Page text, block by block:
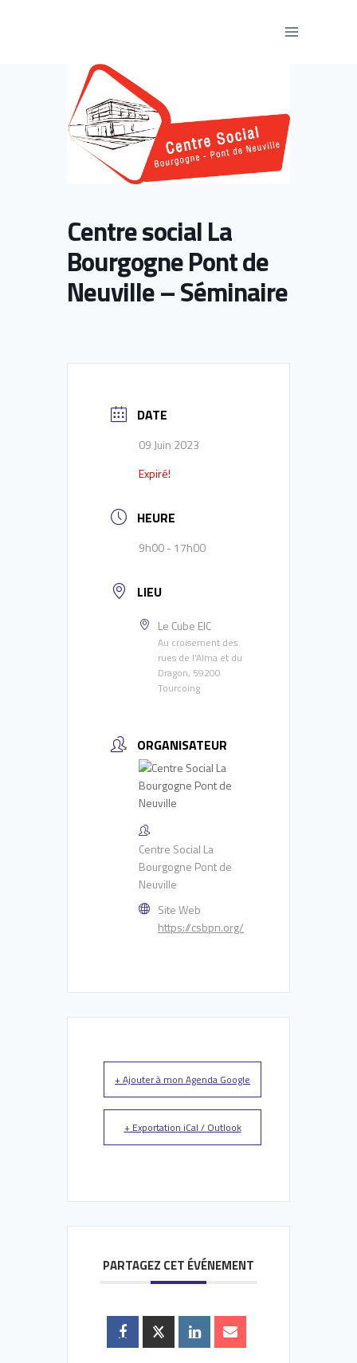
Centre social La
Bourgogne Pont de
Neuville – Séminaire
DATE
09 Juin 2023
Expiré!
HEURE
9h00 - 17h00
LIEU
Le Cube EIC
Au croisement des
rues de l'Alma et du
Dragon, 59200
Tourcoing
ORGANISATEUR
Centre Social La
Bourgogne Pont de
Neuville
Site Web
https://csbpn.org/
+ Ajouter à mon Agenda Google
+ Exportation iCal / Outlook
PARTAGEZ CET ÉVÉNEMENT